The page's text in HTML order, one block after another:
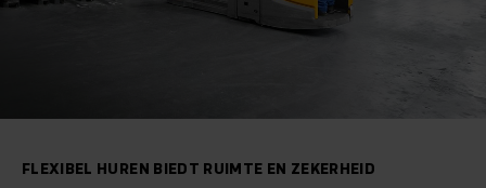
FLEXIBEL HUREN BIEDT RUIMTE EN ZEKERHEID